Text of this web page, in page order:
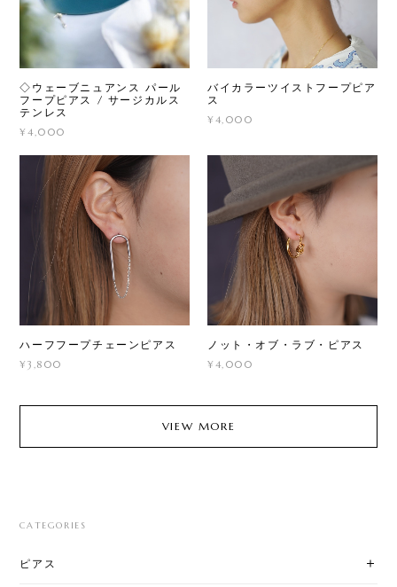
◇ウェーブニュアンス パール
フープピアス / サージカルス
テンレス
¥4,000
バイカラーツイストフープピア
ス
¥4,000
ハーフフープチェーンピアス
¥3,800
ノット・オブ・ラブ・ピアス
¥4,000
VIEW MORE
CATEGORIES
ピアス